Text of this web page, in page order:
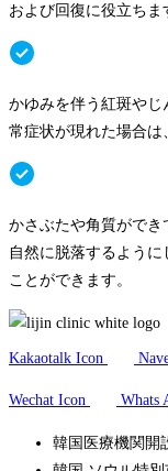
および回復に役立ちま
かゆみを伴う紅斑や
常症状が現れた場合は
かさぶたや角質ができ
自然に脱落するよう
ことができます。
Kakaotalk Icon
Wechat Icon Whats
韓国医療機関開